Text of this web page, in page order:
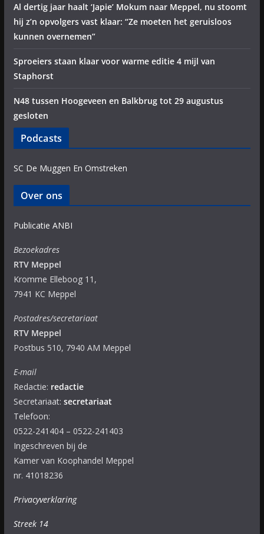
Al dertig jaar haalt ‘Japie’ Mokum naar Meppel, nu stoomt
hij z’n opvolgers vast klaar: “Ze moeten het geruisloos
kunnen overnemen”
Sproeiers staan klaar voor warme editie 4 mijl van
Staphorst
N48 tussen Hoogeveen en Balkbrug tot 29 augustus
gesloten
Podcasts
SC De Muggen En Omstreken
Over ons
Publicatie ANBI
Bezoekadres
RTV Meppel
Kromme Elleboog 11,
7941 KC Meppel
Postadres/secretariaat
RTV Meppel
Postbus 510, 7940 AM Meppel
E-mail
Redactie: redactie
Secretariaat: secretariaat
Telefoon:
0522-241404 – 0522-241403
Ingeschreven bij de
Kamer van Koophandel Meppel
nr. 41018236
Privacyverklaring
Streek 14